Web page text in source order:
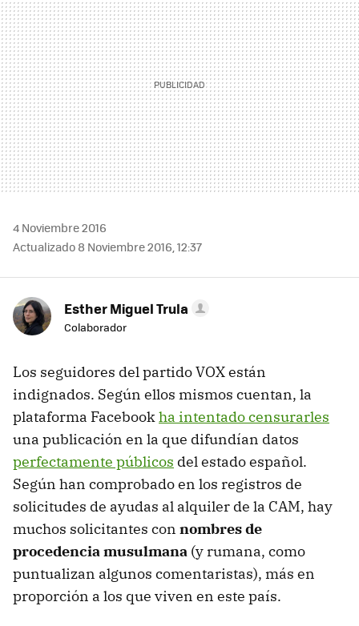
4 Noviembre 2016
Actualizado 8 Noviembre 2016, 12:37
Esther Miguel Trula
Colaborador
Los seguidores del partido VOX están
indignados. Según ellos mismos cuentan, la
plataforma Facebook ha intentado censurarles
una publicación en la que difundían datos
perfectamente públicos del estado español.
Según han comprobado en los registros de
solicitudes de ayudas al alquiler de la CAM, hay
muchos solicitantes con nombres de
procedencia musulmana (y rumana, como
puntualizan algunos comentaristas), más en
proporción a los que viven en este país.